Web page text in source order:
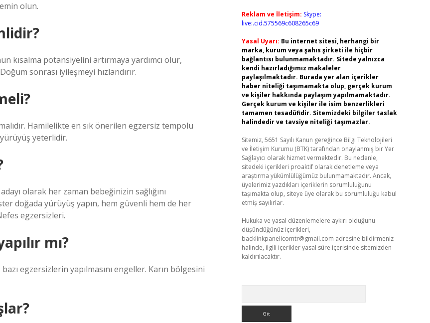
olun.
kısalma potansiyelini artırmaya yardımcı olur,
sonrası iyileşmeyi hızlandırır.
Hamilelikte en sık önerilen egzersiz tempolu
yeterlidir.
olarak her zaman bebeğinizin sağlığını
doğada yürüyüş yapın, hem güvenli hem de her
egzersizleri.
mı?
egzersizlerin yapılmasını engeller. Karın bölgesini
Reklam ve İletişim: Skype:
live:.cid.575569c608265c69
Yasal Uyarı: Bu internet sitesi, herhangi bir
marka, kurum veya şahıs şirketi ile hiçbir
bağlantısı bulunmamaktadır. Sitede yalnızca
kendi hazırladığımız makaleler
paylaşılmaktadır. Burada yer alan içerikler
haber niteliği taşımamakta olup, gerçek kurum
ve kişiler hakkında paylaşım yapılmamaktadır.
Gerçek kurum ve kişiler ile isim benzerlikleri
tamamen tesadüfidir. Sitemizdeki bilgiler taslak
halindedir ve tavsiye niteliği taşımazlar.
Sitemiz, 5651 Sayılı Kanun gereğince Bilgi Teknolojileri
ve İletişim Kurumu (BTK) tarafından onaylanmış bir Yer
Sağlayıcı olarak hizmet vermektedir. Bu nedenle,
sitedeki içerikleri proaktif olarak denetleme veya
araştırma yükümlülüğümüz bulunmamaktadır. Ancak,
üyelerimiz yazdıkları içeriklerin sorumluluğunu
taşımakta olup, siteye üye olarak bu sorumluluğu kabul
etmiş sayılırlar.
Hukuka ve yasal düzenlemelere aykırı olduğunu
düşündüğünüz içerikleri,
backlinkpanelicomtr@gmail.com adresine bildirmeniz
halinde, ilgili içerikler yasal süre içerisinde sitemizden
kaldırılacaktır.